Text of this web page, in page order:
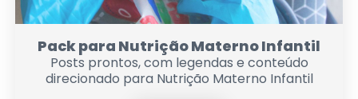
Pack para Nutrição Materno Infantil
Posts prontos, com legendas e conteúdo
direcionado para Nutrição Materno Infantil